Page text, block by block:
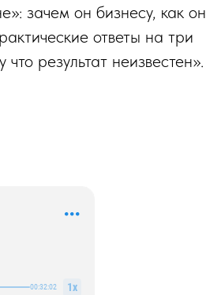
зачем он бизнесу, как он
ответы на три
результат неизвестен».